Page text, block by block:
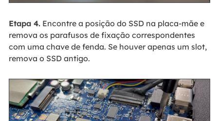
Etapa 4.Encontre a posição do SSD na placa-mãe e
remova os parafusos de fixação correspondentes
com uma chave de fenda. Se houver apenas um slot,
remova o SSD antigo.